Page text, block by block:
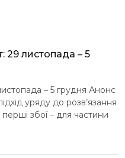
29 листопада – 5
– 5 грудня Анонс
уряду до розв’язання
збої – для частини
паливо” подорожчало
Регулятор підвищив